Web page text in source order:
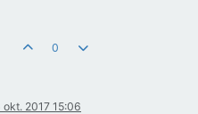
0
okt. 2017 15:06